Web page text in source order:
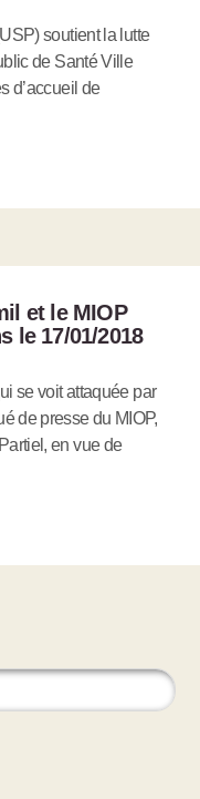
soutient la lutte
de Santé Ville
d’accueil de
et le MIOP
le 17/01/2018
se voit attaquée par
de presse du MIOP,
en vue de